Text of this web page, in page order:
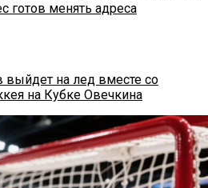
готов менять адреса
выйдет на лед вместе со
на Кубке Овечкина